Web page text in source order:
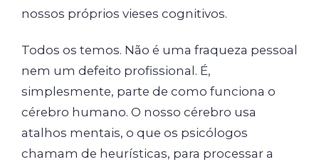
nossos próprios vieses cognitivos.
Todos os temos. Não é uma fraqueza pessoal
nem um defeito profissional. É,
simplesmente, parte de como funciona o
cérebro humano. O nosso cérebro usa
atalhos mentais, o que os psicólogos
chamam de heurísticas, para processar a